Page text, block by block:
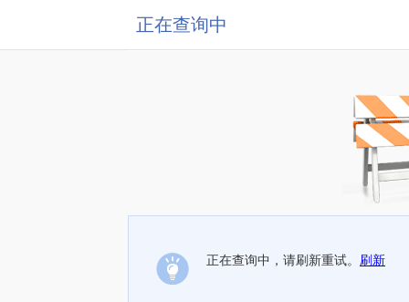
正在查询中
正在查询中，请刷新重试。 刷新